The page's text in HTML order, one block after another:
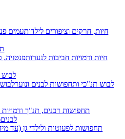
חיות, חרקים וציפורים לילדותעמים
חיות ודמויות חביבות לנערותפנטזיה,
לבוש
לבוש תנ"כי ותחפושות לבנים ונוער
תחפושות רבנים, תנ"ך ודמויות
לבנים
תחפושות לפעוטות ולילדי גן (עד